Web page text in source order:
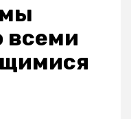
всеми